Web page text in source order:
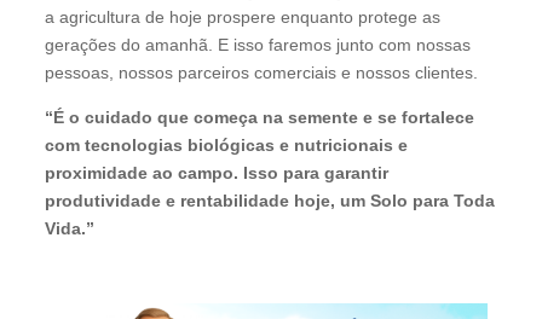
a agricultura de hoje prospere enquanto protege as
gerações do amanhã. E isso faremos junto com nossas
pessoas, nossos parceiros comerciais e nossos clientes.
“É o cuidado que começa na semente e se fortalece
com tecnologias biológicas e nutricionais e
proximidade ao campo. Isso para garantir
produtividade e rentabilidade hoje, um Solo para Toda
Vida.”